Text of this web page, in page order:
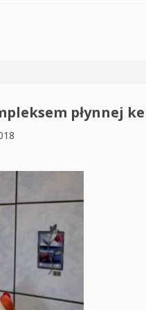
Moroshka Karelia Organica
płynnej